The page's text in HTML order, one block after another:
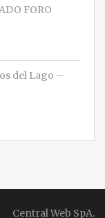
FORO
del Lago –
Central Web SpA.